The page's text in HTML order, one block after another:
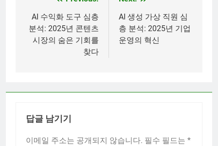
탐
색
AI 수익화 도구 심층
분석: 2025년 콘텐츠
시장의 숨은 기회를
찾다
AI 생성 가상 직원 심
층 분석: 2025년 기업
운영의 혁신
답글 남기기
이메일 주소는 공개되지 않습니다. 필수 필드는 *